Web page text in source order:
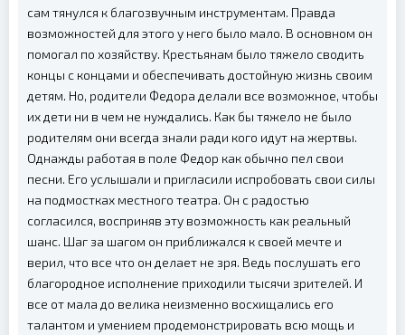
сам тянулся к благозвучным инструментам. Правда
возможностей для этого у него было мало. В основном он
помогал по хозяйству. Крестьянам было тяжело сводить
концы с концами и обеспечивать достойную жизнь своим
детям. Но, родители Федора делали все возможное, чтобы
их дети ни в чем не нуждались. Как бы тяжело не было
родителям они всегда знали ради кого идут на жертвы.
Однажды работая в поле Федор как обычно пел свои
песни. Его услышали и пригласили испробовать свои силы
на подмостках местного театра. Он с радостью
согласился, восприняв эту возможность как реальный
шанс. Шаг за шагом он приближался к своей мечте и
верил, что все что он делает не зря. Ведь послушать его
благородное исполнение приходили тысячи зрителей. И
все от мала до велика неизменно восхищались его
талантом и умением продемонстрировать всю мощь и